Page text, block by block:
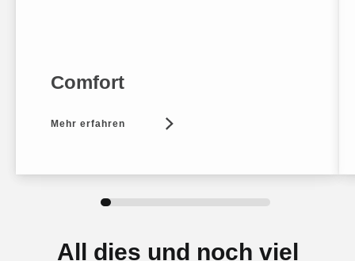
Comfort
Mehr erfahren
All dies und noch viel